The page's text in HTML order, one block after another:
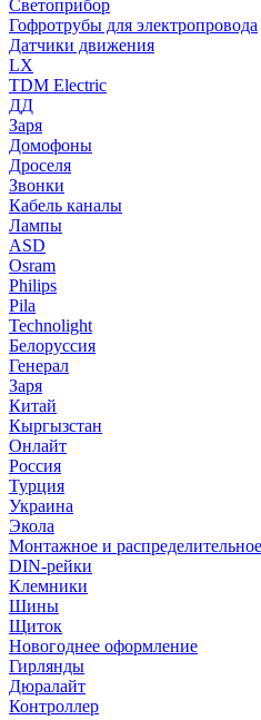
Светоприбор
Гофротрубы для электропровода
Датчики движения
LX
TDM Electric
ДД
Заря
Домофоны
Дроселя
Звонки
Кабель каналы
Лампы
ASD
Osram
Philips
Pila
Technolight
Белоруссия
Генерал
Заря
Китай
Кыргызстан
Онлайт
Россия
Турция
Украина
Экола
Монтажное и
DIN-рейки
Клемники
Шины
Щиток
Новогоднее оформление
Гирлянды
Дюралайт
Контроллер